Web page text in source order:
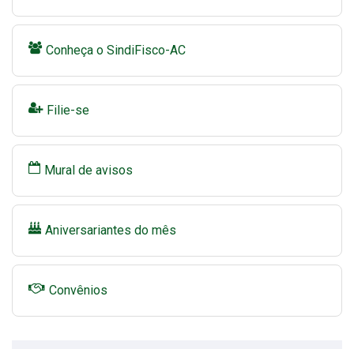
Conheça o SindiFisco-AC
Filie-se
Mural de avisos
Aniversariantes do mês
Convênios